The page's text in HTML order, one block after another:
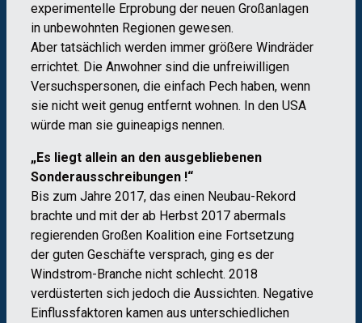
experimentelle Erprobung der neuen Großanlagen
in unbewohnten Regionen gewesen.
Aber tatsächlich werden immer größere Windräder
errichtet. Die Anwohner sind die unfreiwilligen
Versuchspersonen, die einfach Pech haben, wenn
sie nicht weit genug entfernt wohnen. In den USA
würde man sie guineapigs nennen.
„Es liegt allein an den ausgebliebenen
Sonderausschreibungen !“
Bis zum Jahre 2017, das einen Neubau-Rekord
brachte und mit der ab Herbst 2017 abermals
regierenden Großen Koalition eine Fortsetzung
der guten Geschäfte versprach, ging es der
Windstrom-Branche nicht schlecht. 2018
verdüsterten sich jedoch die Aussichten. Negative
Einflussfaktoren kamen aus unterschiedlichen